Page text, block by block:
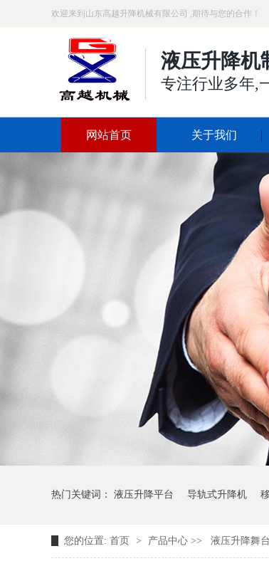
欢迎来到山东高越升降机械有限公司 ,期待与您的合作！
液压升降机
专注行业多年,
网站首页 关于我们
热门关键词： 液压升降平台 导轨式升降机
您的位置: 首页 > 产品中心 >> 液压升降舞台